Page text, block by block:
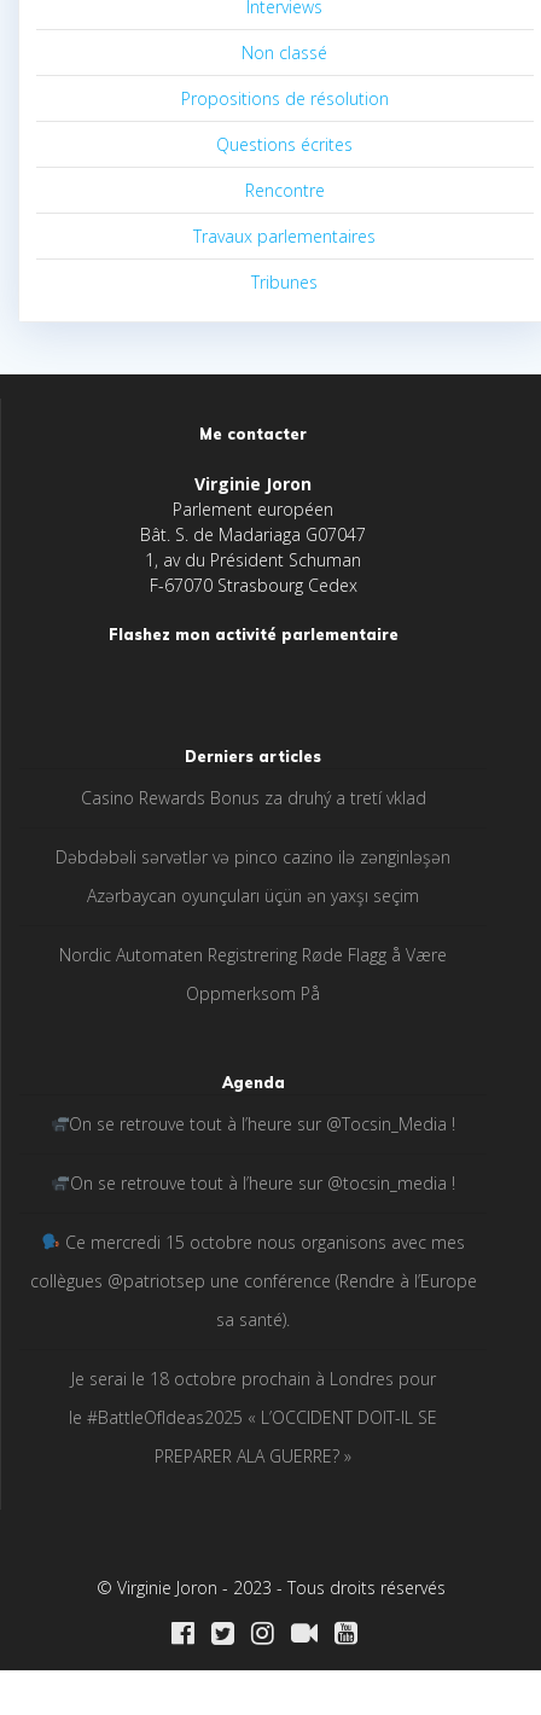
Interviews
Non classé
Propositions de résolution
Questions écrites
Rencontre
Travaux parlementaires
Tribunes
Me contacter
Virginie Joron
Parlement européen
Bât. S. de Madariaga G07047
1, av du Président Schuman
F-67070 Strasbourg Cedex
Flashez mon activité parlementaire
Derniers articles
Casino Rewards Bonus za druhý a tretí vklad
Dəbdəbəli sərvətlər və pinco cazino ilə zənginləşən
Azərbaycan oyunçuları üçün ən yaxşı seçim
Nordic Automaten Registrering Røde Flagg å Være
Oppmerksom På
Agenda
On se retrouve tout à l’heure sur @Tocsin_Media !
On se retrouve tout à l’heure sur @tocsin_media !
Ce mercredi 15 octobre nous organisons avec mes
collègues @patriotsep une conférence (Rendre à l’Europe
sa santé).
Je serai le 18 octobre prochain à Londres pour
le #BattleOfIdeas2025 « L’OCCIDENT DOIT-IL SE
PREPARER ALA GUERRE? »
© Virginie Joron - 2023 - Tous droits réservés